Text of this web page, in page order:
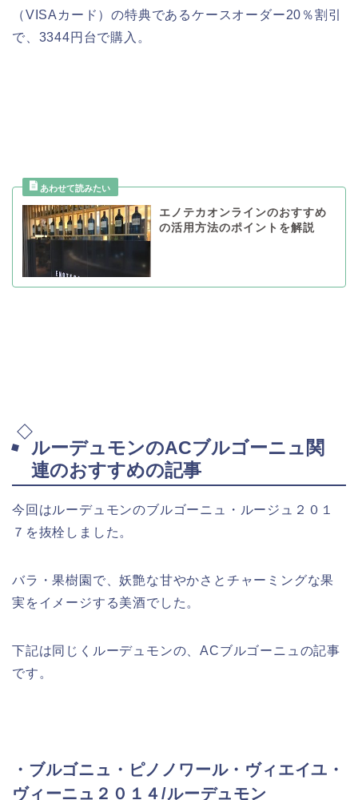
（VISAカード）の特典であるケースオーダー20％割引
で、3344円台で購入。
エノテカオンラインのおすすめ
の活用方法のポイントを解説
ルーデュモンのACブルゴーニュ関
連のおすすめの記事
今回はルーデュモンのブルゴーニュ・ルージュ２０１
７を抜栓しました。
バラ・果樹園で、妖艶な甘やかさとチャーミングな果
実をイメージする美酒でした。
下記は同じくルーデュモンの、ACブルゴーニュの記事
です。
・ブルゴニュ・ピノノワール・ヴィエイユ・
ヴィーニュ２０１４/ルーデュモン